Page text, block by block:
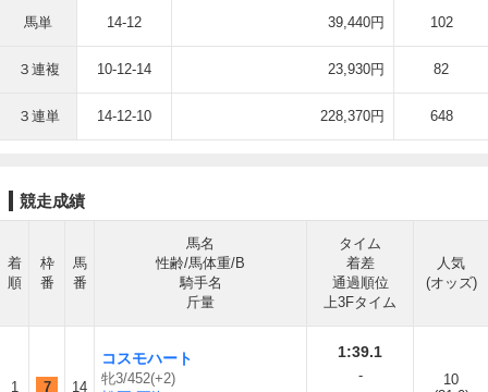
馬単 14-12 39,440円 102
３連複 10-12-14 23,930円 82
３連単 14-12-10 228,370円 648
競走成績
着
順
枠
番
馬
番
馬名
性齢/馬体重/B
騎手名
斤量
タイム
着差
通過順位
上3Fタイム
人気
(オッズ)
1 7 14
コスモハート
牝3/452(+2)
1:39.1
-
10